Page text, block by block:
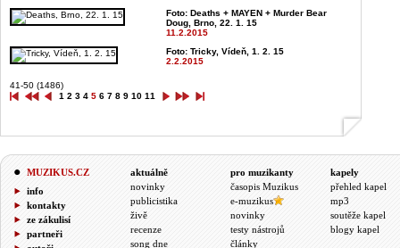
Foto: Deaths + MAYEN + Murder Bear
Doug, Brno, 22. 1. 15
11.2.2015
Foto: Tricky, Vídeň, 1. 2. 15
2.2.2015
41-50 (1486)
1 2 3 4 5 6 7 8 9 10 11
MUZIKUS.CZ
info
kontakty
ze zákulisí
partneři
aktuálně
novinky
publicistika
živě
recenze
song dne
pro muzikanty
časopis Muzikus
e-muzikus
novinky
testy nástrojů
články
kapely
přehled kapel
mp3
soutěže kapel
blogy kapel